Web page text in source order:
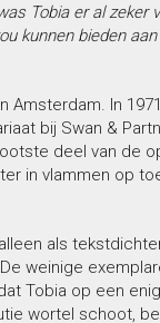
Tobia er al zeker
kunnen bieden
Amsterdam. In
bij Swan &
deel van de
in vlammen op
als
weinige
Tobia op een
wortel schoot,